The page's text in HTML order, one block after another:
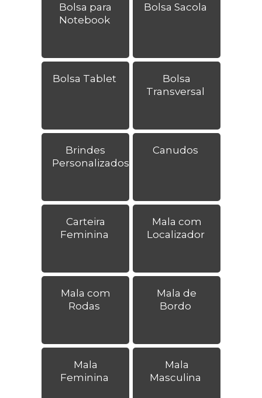
Bolsa para
Notebook
Bolsa Sacola
Bolsa Tablet
Bolsa
Transversal
Brindes
Personalizados
Canudos
Carteira
Feminina
Mala com
Localizador
Mala com
Rodas
Mala de
Bordo
Mala
Feminina
Mala
Masculina